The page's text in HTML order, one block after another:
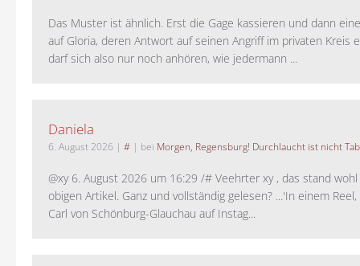
Das Muster ist ähnlich. Erst die Gage kassieren und dann
auf Gloria, deren Antwort auf seinen Angriff im privaten Kreis
darf sich also nur noch anhören, wie jedermann ...
Daniela
6. August 2026 | # | bei Morgen, Regensburg! Durchlaucht ist nicht
@xy 6. August 2026 um 16:29 /# Veehrter xy , das stand
obigen Artikel. Ganz und vollständig gelesen? ...'In einem
Carl von Schönburg-Glauchau auf Instag...